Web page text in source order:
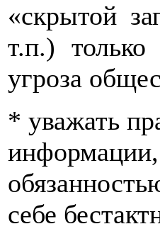
«скрытой
т.п.) только
угроза
* уважать
себе